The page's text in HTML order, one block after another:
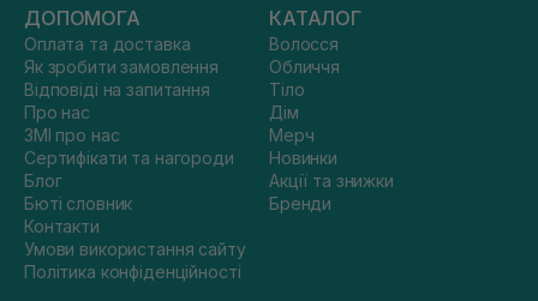
ДОПОМОГА
Оплата та доставка
Як зробити замовлення
Відповіді на запитання
Про нас
ЗМІ про нас
Сертифікати та нагороди
Блог
Бюті словник
Контакти
Умови використання сайту
Політика конфіденційності
КАТАЛОГ
Волосся
Обличчя
Тіло
Дім
Мерч
Новинки
Акції та знижки
Бренди